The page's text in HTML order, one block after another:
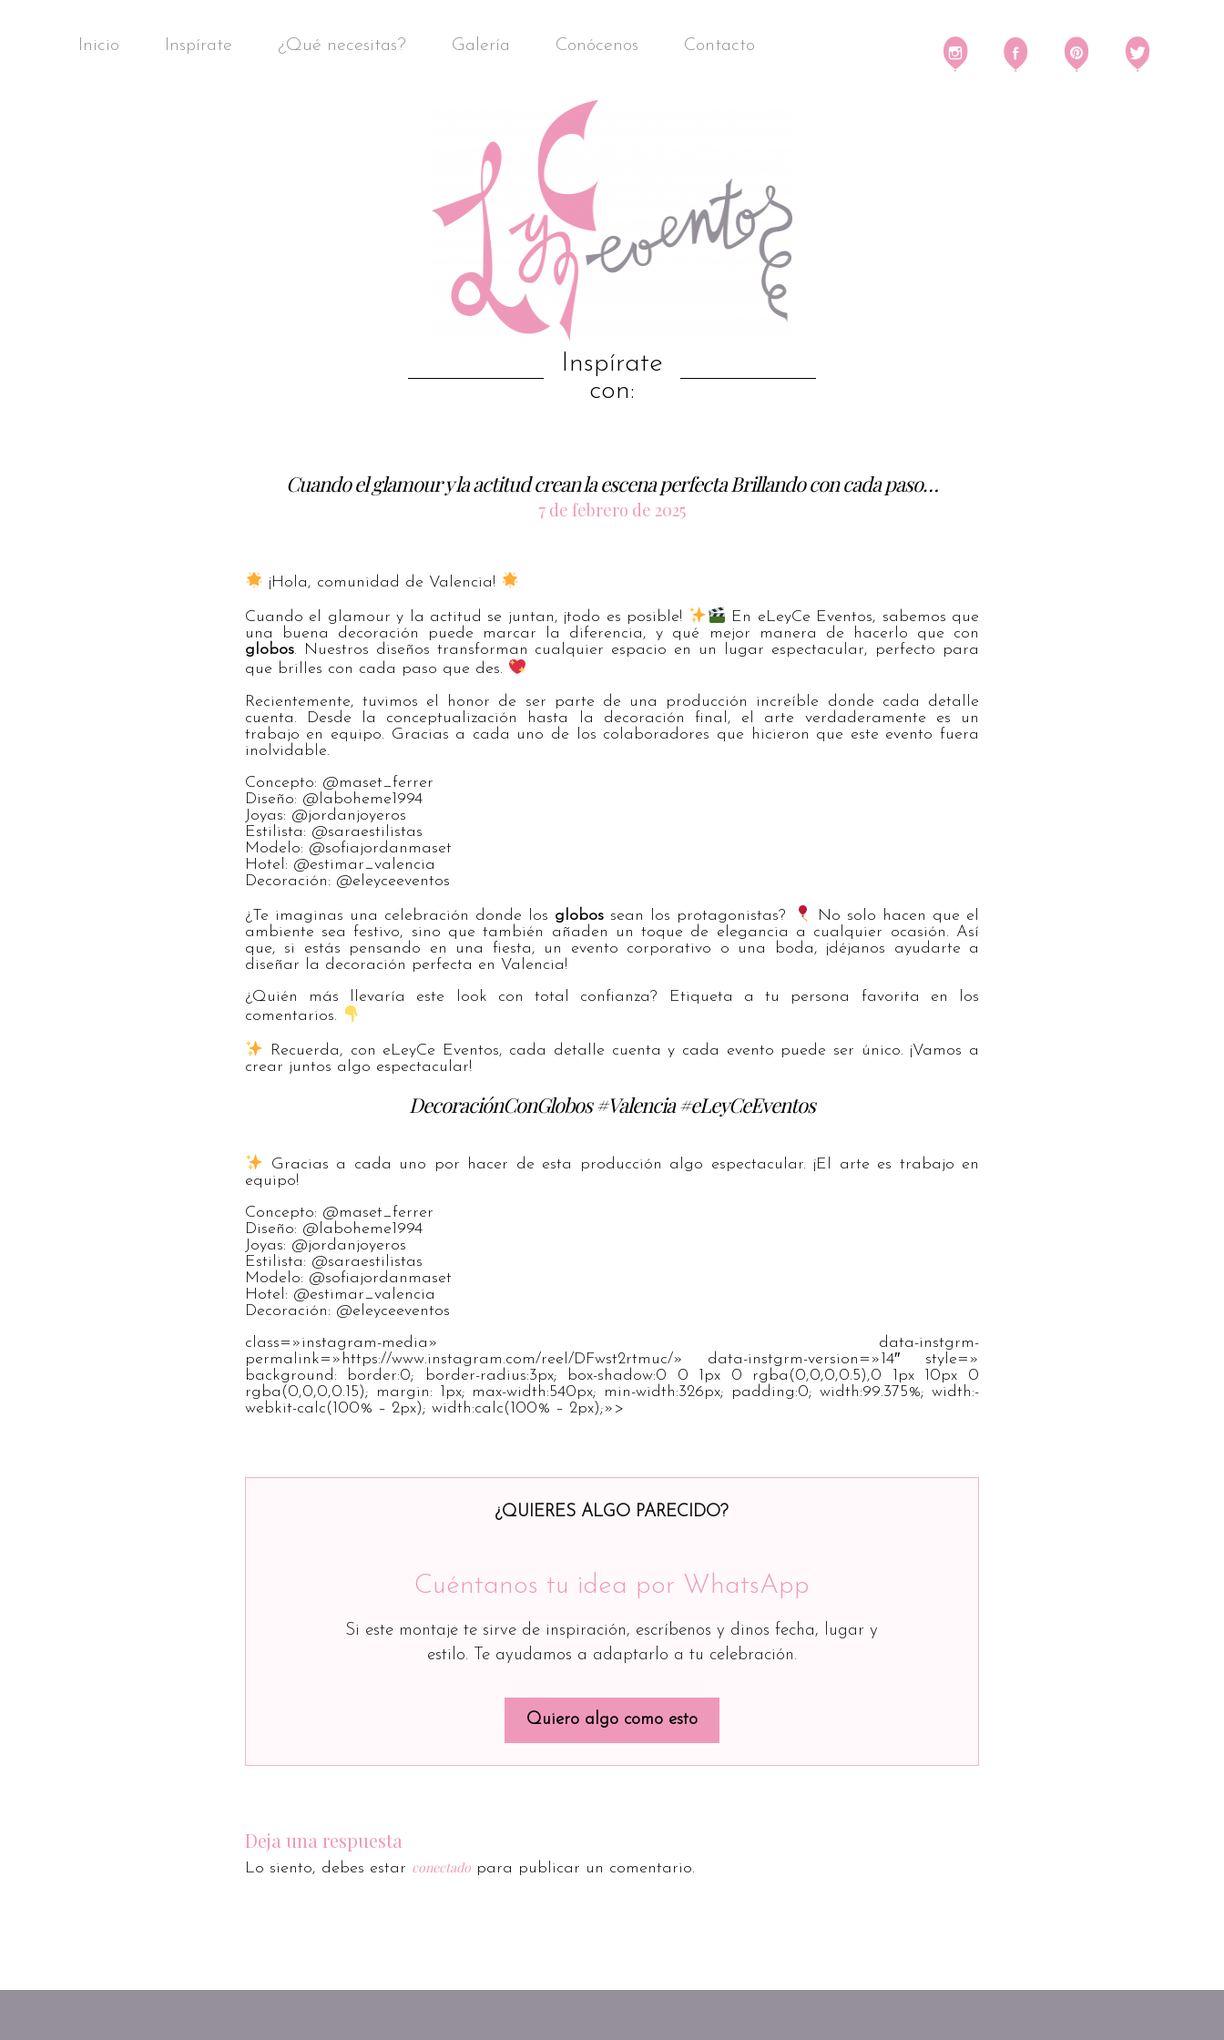
Inicio Inspírate ¿Qué necesitas? Galería Conócenos Contacto
Inspírate
con:
Cuando el glamour y la actitud crean la escena perfecta Brillando con cada paso…
7 de febrero de 2025
¡Hola, comunidad de Valencia!
Cuando el glamour y la actitud se juntan, ¡todo es posible!
En eLeyCe Eventos, sabemos que
una buena decoración puede marcar la diferencia, y qué mejor manera de hacerlo que con
globos. Nuestros diseños transforman cualquier espacio en un lugar espectacular, perfecto para
que brilles con cada paso que des.
Recientemente, tuvimos el honor de ser parte de una producción increíble donde cada detalle
cuenta. Desde la conceptualización hasta la decoración final, el arte verdaderamente es un
trabajo en equipo. Gracias a cada uno de los colaboradores que hicieron que este evento fuera
inolvidable.
Concepto: @maset_ferrer
Diseño: @laboheme1994
Joyas: @jordanjoyeros
Estilista: @saraestilistas
Modelo: @sofiajordanmaset
Hotel: @estimar_valencia
Decoración: @eleyceeventos
¿Te imaginas una celebración donde los globos sean los protagonistas?
No solo hacen que el
ambiente sea festivo, sino que también añaden un toque de elegancia a cualquier ocasión. Así
que, si estás pensando en una fiesta, un evento corporativo o una boda, ¡déjanos ayudarte a
diseñar la decoración perfecta en Valencia!
¿Quién más llevaría este look con total confianza? Etiqueta a tu persona favorita en los
comentarios.
Recuerda, con eLeyCe Eventos, cada detalle cuenta y cada evento puede ser único. ¡Vamos a
crear juntos algo espectacular!
DecoraciónConGlobos #Valencia #eLeyCeEventos
Gracias a cada uno por hacer de esta producción algo espectacular. ¡El arte es trabajo en
equipo!
Concepto: @maset_ferrer
Diseño: @laboheme1994
Joyas: @jordanjoyeros
Estilista: @saraestilistas
Modelo: @sofiajordanmaset
Hotel: @estimar_valencia
Decoración: @eleyceeventos
class=»instagram-media» data-instgrm-
permalink=»https://www.instagram.com/reel/DFwst2rtmuc/» data-instgrm-version=»14″ style=»
background: border:0; border-radius:3px; box-shadow:0 0 1px 0 rgba(0,0,0,0.5),0 1px 10px 0
rgba(0,0,0,0.15); margin: 1px; max-width:540px; min-width:326px; padding:0; width:99.375%; width:-
webkit-calc(100% – 2px); width:calc(100% – 2px);»>
¿QUIERES ALGO PARECIDO?
Cuéntanos tu idea por WhatsApp
Si este montaje te sirve de inspiración, escríbenos y dinos fecha, lugar y
estilo. Te ayudamos a adaptarlo a tu celebración.
Quiero algo como esto
Deja una respuesta
Lo siento, debes estar conectadopara publicar un comentario.